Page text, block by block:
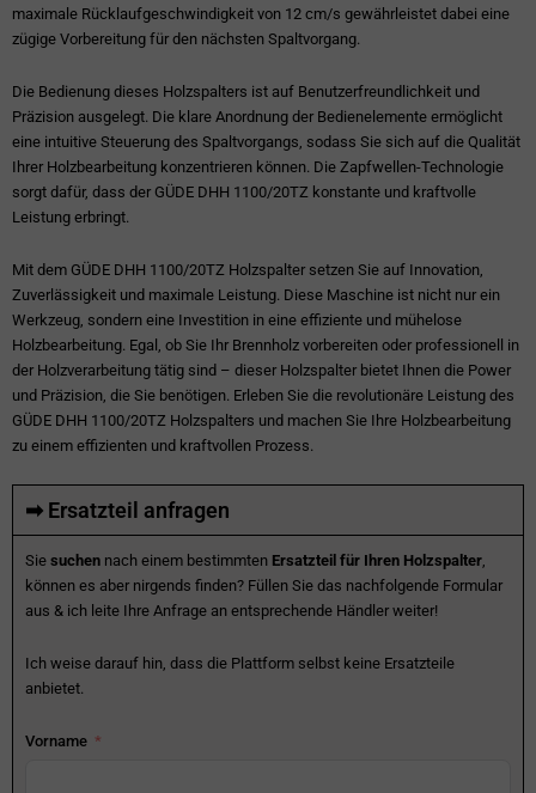
maximale Rücklaufgeschwindigkeit von 12 cm/s gewährleistet dabei eine
zügige Vorbereitung für den nächsten Spaltvorgang.
Die Bedienung dieses Holzspalters ist auf Benutzerfreundlichkeit und
Präzision ausgelegt. Die klare Anordnung der Bedienelemente ermöglicht
eine intuitive Steuerung des Spaltvorgangs, sodass Sie sich auf die Qualität
Ihrer Holzbearbeitung konzentrieren können. Die Zapfwellen-Technologie
sorgt dafür, dass der GÜDE DHH 1100/20TZ konstante und kraftvolle
Leistung erbringt.
Mit dem GÜDE DHH 1100/20TZ Holzspalter setzen Sie auf Innovation,
Zuverlässigkeit und maximale Leistung. Diese Maschine ist nicht nur ein
Werkzeug, sondern eine Investition in eine effiziente und mühelose
Holzbearbeitung. Egal, ob Sie Ihr Brennholz vorbereiten oder professionell in
der Holzverarbeitung tätig sind – dieser Holzspalter bietet Ihnen die Power
und Präzision, die Sie benötigen. Erleben Sie die revolutionäre Leistung des
GÜDE DHH 1100/20TZ Holzspalters und machen Sie Ihre Holzbearbeitung
zu einem effizienten und kraftvollen Prozess.
➡ Ersatzteil anfragen
Sie suchen nach einem bestimmten Ersatzteil für Ihren Holzspalter,
können es aber nirgends finden? Füllen Sie das nachfolgende Formular
aus & ich leite Ihre Anfrage an entsprechende Händler weiter!
Ich weise darauf hin, dass die Plattform selbst keine Ersatzteile
anbietet.
Vorname